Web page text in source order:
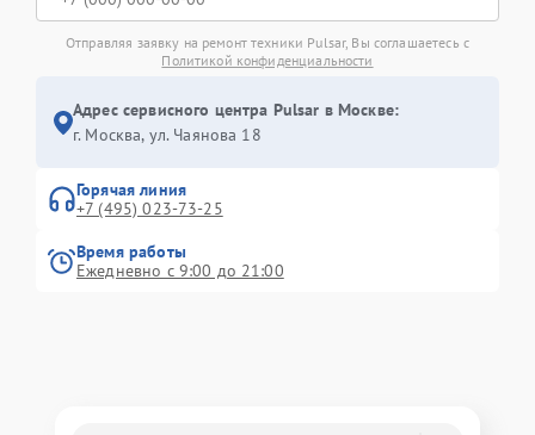
Отправляя заявку на ремонт техники Pulsar, Вы соглашаетесь с
Политикой конфиденциальности
Адрес сервисного центра Pulsar в Москве:
г. Москва, ул. Чаянова 18
Горячая линия
+7 (495) 023-73-25
Время работы
Ежедневно с 9:00 до 21:00